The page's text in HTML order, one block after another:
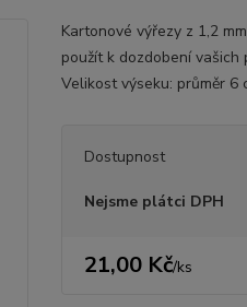
Kartonové výřezy z 1,2
použít k dozdobení
Velikost výseku: průměr 6
Dostupnost
Nejsme plátci DPH
21,00 Kč/ks